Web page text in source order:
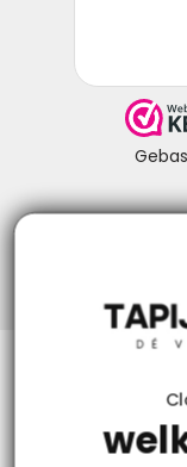
Mijn account